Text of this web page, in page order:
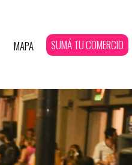
MAPA SUMÁ TU COMERCIO